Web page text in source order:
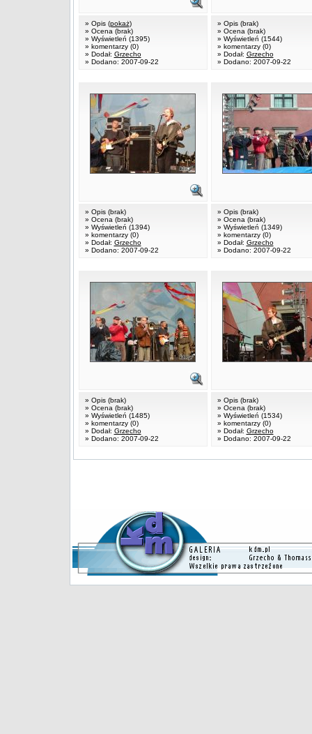
» Opis (pokaż)
» Ocena (brak)
» Wyświetleń (1395)
» komentarzy (0)
» Dodał: Grzecho
» Dodano: 2007-09-22
» Opis (brak)
» Ocena (brak)
» Wyświetleń (1544)
» komentarzy (0)
» Dodał: Grzecho
» Dodano: 2007-09-22
» Opis (brak)
» Ocena (brak)
» Wyświetleń (1394)
» komentarzy (0)
» Dodał: Grzecho
» Dodano: 2007-09-22
» Opis (brak)
» Ocena (brak)
» Wyświetleń (1349)
» komentarzy (0)
» Dodał: Grzecho
» Dodano: 2007-09-22
» Opis (brak)
» Ocena (brak)
» Wyświetleń (1485)
» komentarzy (0)
» Dodał: Grzecho
» Dodano: 2007-09-22
» Opis (brak)
» Ocena (brak)
» Wyświetleń (1534)
» komentarzy (0)
» Dodał: Grzecho
» Dodano: 2007-09-22